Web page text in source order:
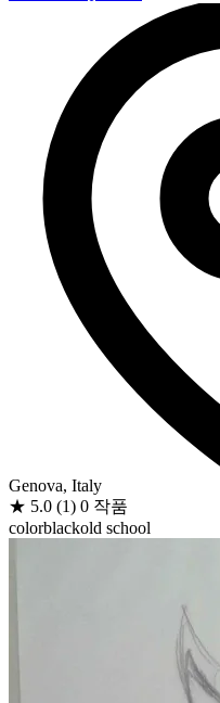
Genova, Italy
★ 5.0 (1) 0 작품
colorblackold school